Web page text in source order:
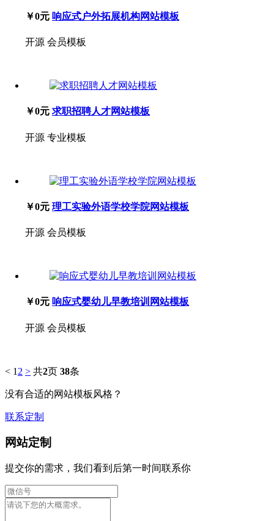
￥0元 响应式户外拓展机构网站模板
开源 会员模板
￥0元 求职招聘人才网站模板
开源 专业模板
￥0元 理工实验外语学校学院网站模板
开源 会员模板
￥0元 响应式婴幼儿早教培训网站模板
开源 会员模板
< 1 2 > 共2页 38条
没有合适的网站模板风格？
联系定制
网站定制
提交你的需求，我们看到后第一时间联系你